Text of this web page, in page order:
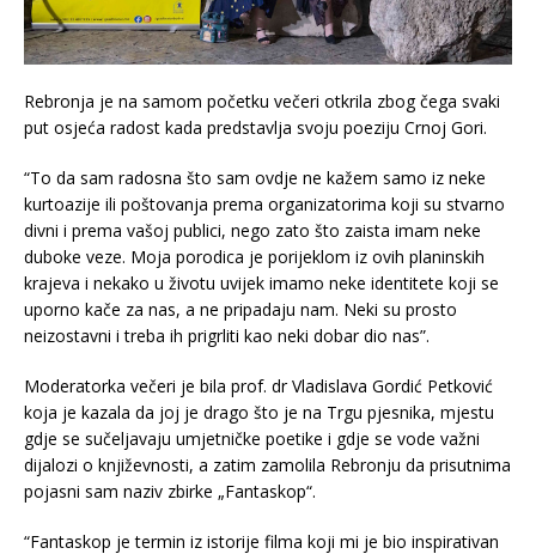
Rebronja je na samom početku večeri otkrila zbog čega svaki
put osjeća radost kada predstavlja svoju poeziju Crnoj Gori.
“To da sam radosna što sam ovdje ne kažem samo iz neke
kurtoazije ili poštovanja prema organizatorima koji su stvarno
divni i prema vašoj publici, nego zato što zaista imam neke
duboke veze. Moja porodica je porijeklom iz ovih planinskih
krajeva i nekako u životu uvijek imamo neke identitete koji se
uporno kače za nas, a ne pripadaju nam. Neki su prosto
neizostavni i treba ih prigrliti kao neki dobar dio nas”.
Moderatorka večeri je bila prof. dr Vladislava Gordić Petković
koja je kazala da joj je drago što je na Trgu pjesnika, mjestu
gdje se sučeljavaju umjetničke poetike i gdje se vode važni
dijalozi o književnosti, a zatim zamolila Rebronju da prisutnima
pojasni sam naziv zbirke „Fantaskop“.
“Fantaskop je termin iz istorije filma koji mi je bio inspirativan